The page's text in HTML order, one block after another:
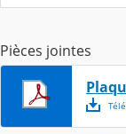
Pièces jointes